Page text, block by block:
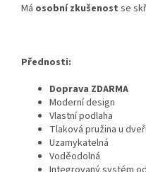
Má osobní zkušenost se
Přednosti:
Doprava ZDARMA
Moderní design
Vlastní podlaha
Tlaková pružina u
Uzamykatelná
Voděodolná